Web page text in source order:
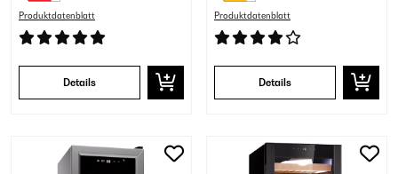
Produktdatenblatt
Details
Produktdatenblatt
Details